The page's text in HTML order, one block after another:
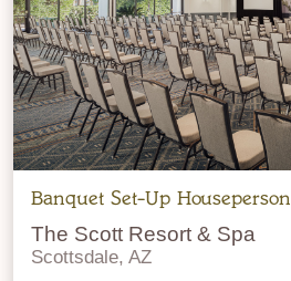
Banquet Set-Up Houseperson
The Scott Resort & Spa
Scottsdale, AZ